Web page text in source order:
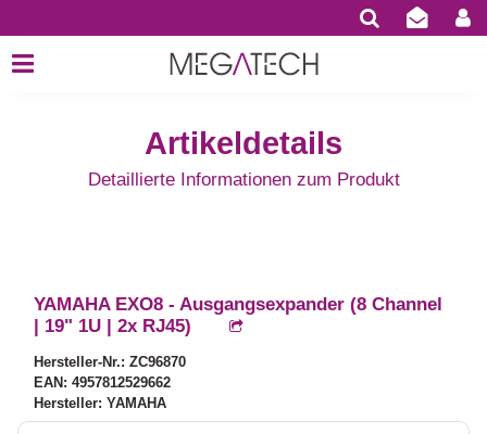
Artikeldetails
Detaillierte Informationen zum Produkt
YAMAHA EXO8 - Ausgangsexpander (8 Channel
| 19" 1U | 2x RJ45)
Hersteller-Nr.: ZC96870
EAN: 4957812529662
Hersteller: YAMAHA